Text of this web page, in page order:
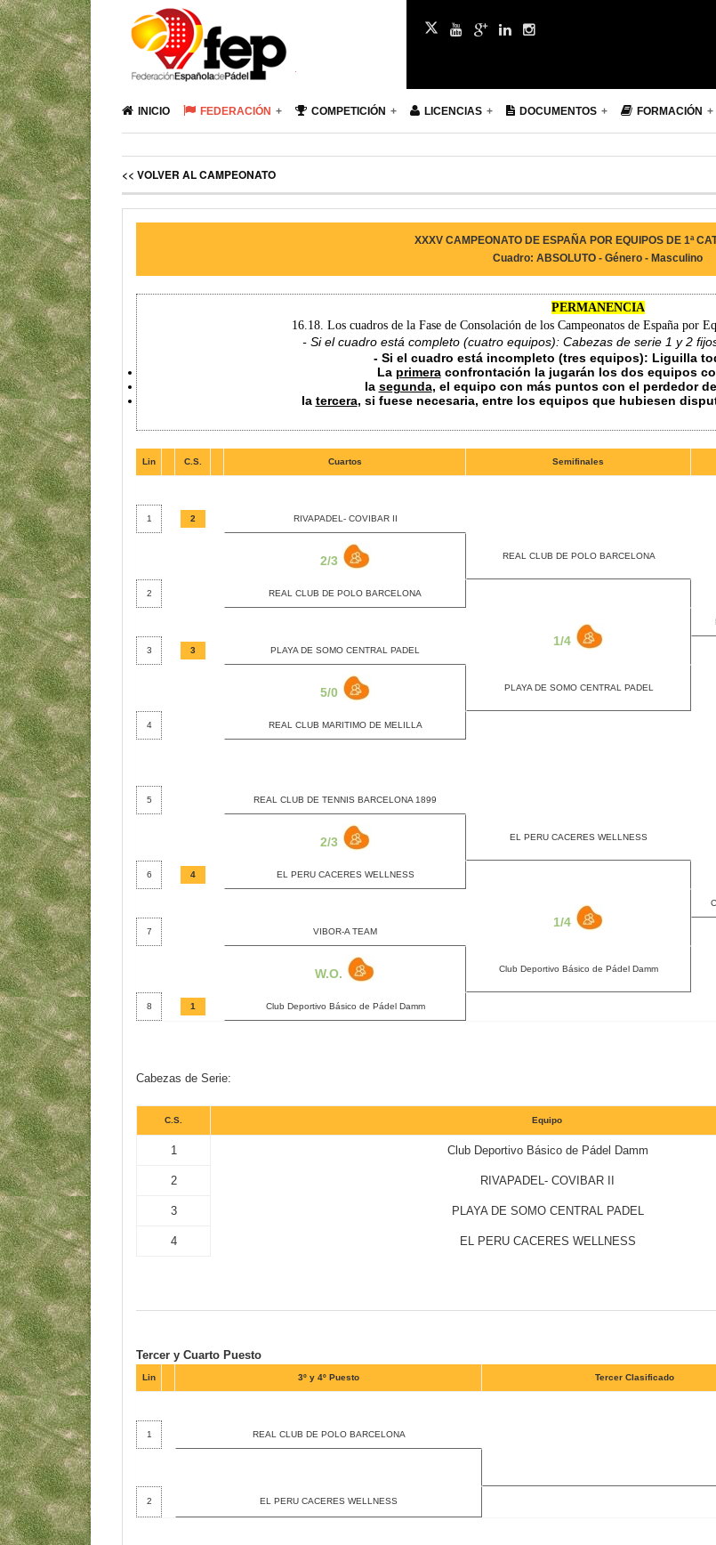
INICIO FEDERACIÓN COMPETICIÓN LICENCIAS DOCUMENTOS FORMACIÓN
<< VOLVER AL CAMPEONATO
XXXV CAMPEONATO DE ESPAÑA POR EQUIPOS DE 1ª
Cuadro: ABSOLUTO - Género - Masculino
PERMANENCIA
16.18. Los cuadros de la Fase de Consolación de los Campeonatos de España por
- Si el cuadro está completo (cuatro equipos): Cabezas de serie 1 y 2
- Si el cuadro está incompleto (tres equipos): Liguilla
La primeraconfrontación la jugarán los dos equipos
la segunda, el equipo con más puntos con el perdedor
la tercera, si fuese necesaria, entre los equipos que hubiesen
Lin C.S. Cuartos Semifinales
1 2 RIVAPADEL- COVIBAR II
2/3 REAL CLUB DE POLO BARCELONA
2 REAL CLUB DE POLO BARCELONA
1/4
3 3 PLAYA DE SOMO CENTRAL PADEL
5/0 PLAYA DE SOMO CENTRAL PADEL
4 REAL CLUB MARITIMO DE MELILLA
5 REAL CLUB DE TENNIS BARCELONA 1899
2/3 EL PERU CACERES WELLNESS
6 4 EL PERU CACERES WELLNESS
1/4
7 VIBOR-A TEAM
W.O. Club Deportivo Básico de Pádel Damm
8 1 Club Deportivo Básico de Pádel Damm
Cabezas de Serie:
C.S. Equipo
1 Club Deportivo Básico de Pádel Damm
2 RIVAPADEL- COVIBAR II
3 PLAYA DE SOMO CENTRAL PADEL
4 EL PERU CACERES WELLNESS
Tercer y Cuarto Puesto
Lin 3º y 4º Puesto Tercer Clasificado
1 REAL CLUB DE POLO BARCELONA
2 EL PERU CACERES WELLNESS